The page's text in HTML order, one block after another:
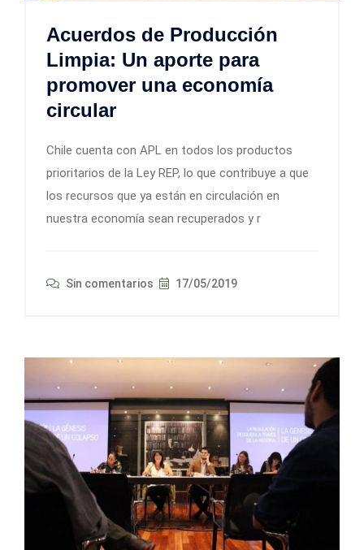
Acuerdos de Producción
Limpia: Un aporte para
promover una economía
circular
Chile cuenta con APL en todos los productos
prioritarios de la Ley REP, lo que contribuye a que
los recursos que ya están en circulación en
nuestra economía sean recuperados y r
Sin comentarios 17/05/2019